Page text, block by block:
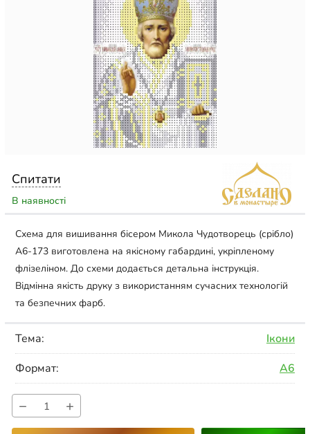
Спитати
В наявності
Схема для вишивання бісером Микола Чудотворець (срібло)
А6-173 виготовлена на якісному габардині, укріпленому
флізеліном. До схеми додається детальна інструкція.
Відмінна якість друку з використанням сучасних технологій
та безпечних фарб.
Тема:
Ікони
Формат:
А6
− +